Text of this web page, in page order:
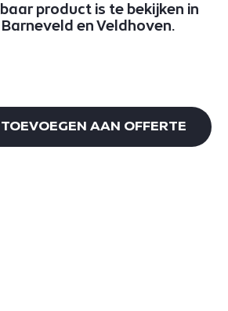
product is te bekijken in
en Veldhoven.
TOEVOEGEN AAN OFFERTE